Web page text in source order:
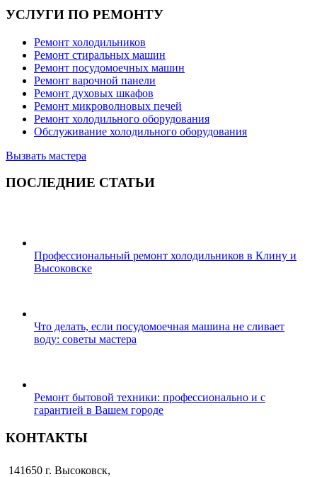
УСЛУГИ ПО РЕМОНТУ
Ремонт холодильников
Ремонт стиральных машин
Ремонт посудомоечных машин
Ремонт варочной панели
Ремонт духовых шкафов
Ремонт микроволновых печей
Ремонт холодильного оборудования
Обслуживание холодильного оборудования
Вызвать мастера
ПОСЛЕДНИЕ СТАТЬИ
Профессиональный ремонт холодильников в Клину и
Высоковске
Что делать, если посудомоечная машина не сливает
воду: советы мастера
Ремонт бытовой техники: профессионально и с
гарантией в Вашем городе
КОНТАКТЫ
141650 г. Высоковск,